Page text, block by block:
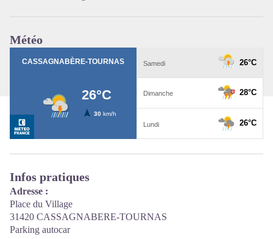
Météo
Infos pratiques
Adresse :
Place du Village
31420 CASSAGNABERE-TOURNAS
Parking autocar